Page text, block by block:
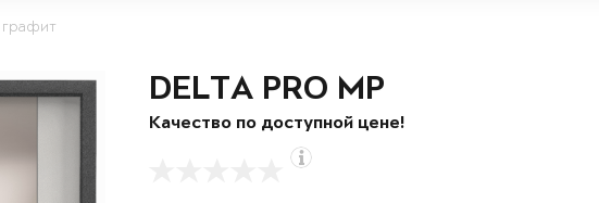
графит
DELTA PRO MP
Качество по доступной цене!